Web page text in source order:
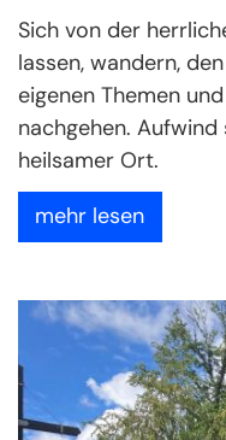
Sich von der
lassen, wandern,
eigenen Themen
nachgehen.
heilsamer Ort.
mehr lesen